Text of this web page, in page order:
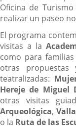
Oficina de
realizar un paseo
El programa
visitas a la
como para
otras propuestas
teatralizadas:
Hereje de Miguel
otras visitas
Arqueológica,
o la Ruta de las